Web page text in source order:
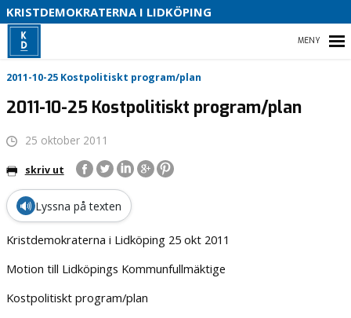
KRISTDEMOKRATERNA I LIDKÖPING
HEM
VÅRA KOMMUNPOLITIKER 2022-2026
KONTAKTA OSS
2011-10-25 Kostpolitiskt program/plan
2011-10-25 Kostpolitiskt program/plan
25 oktober 2011
skriv ut
🔊 Lyssna på texten
Kristdemokraterna i Lidköping 25 okt 2011
Motion till Lidköpings Kommunfullmäktige
Kostpolitiskt program/plan